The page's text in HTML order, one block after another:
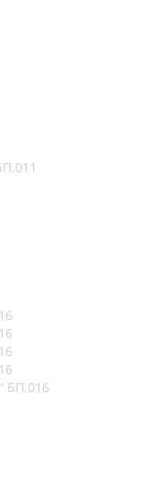
БП.016